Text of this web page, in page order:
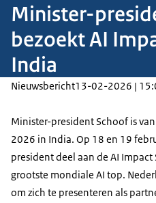
Minister-
bezoekt AI
India
Nieuwsbericht13-02-2026 |
Minister-president Schoof is
2026 in India. Op 18 en 19
president deel aan de AI Impact
grootste mondiale AI top.
om zich te presenteren als